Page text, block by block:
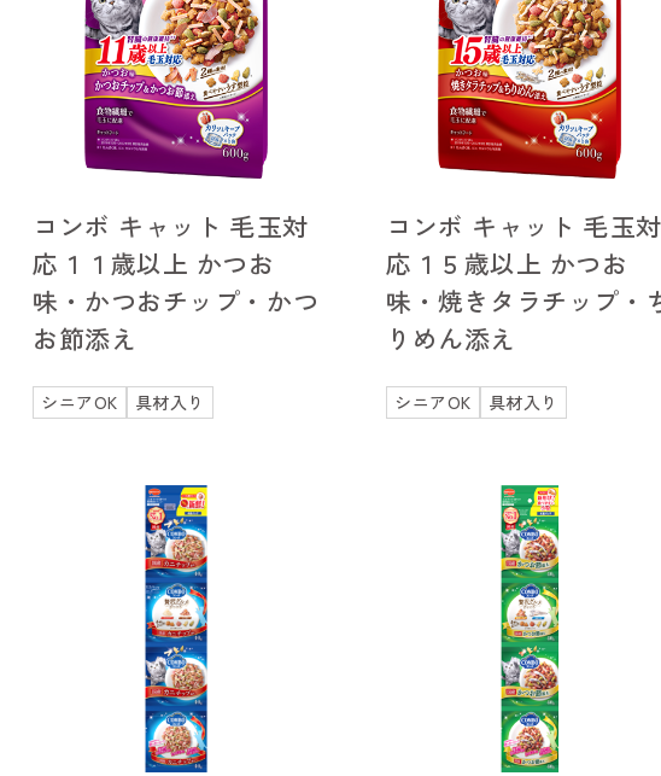
コンボ キャット 毛玉対
応１１歳以上 かつお
味・かつおチップ・かつ
お節添え
シニアOK 具材入り
コンボ キャット 毛玉対
応１５歳以上 かつお
味・焼きタラチップ・
りめん添え
シニアOK 具材入り